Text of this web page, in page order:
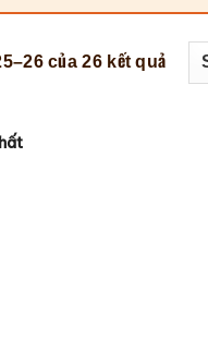
của 26 kết quả